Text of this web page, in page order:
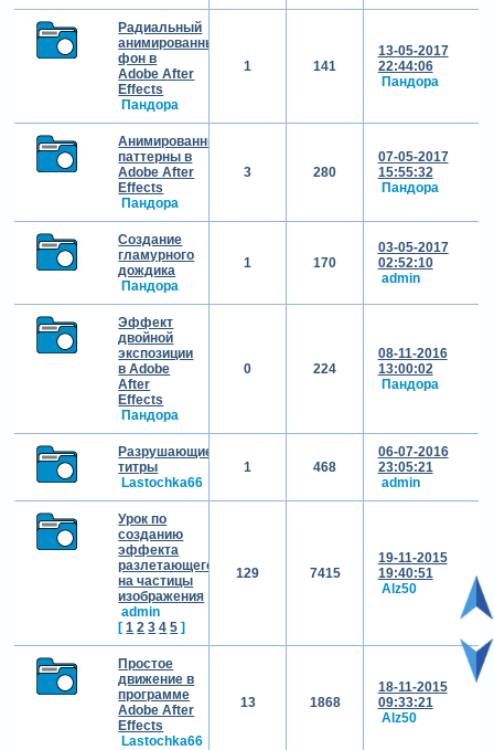
Радиальный
анимированный
фон в
Adobe After
Effects
Пандора
1 141
13-05-2017
22:44:06
Пандора
Анимированные
паттерны в
Adobe After
Effects
Пандора
3 280
07-05-2017
15:55:32
Пандора
Создание
гламурного
дождика
Пандора
1 170
03-05-2017
02:52:10
admin
Эффект
двойной
экспозиции
в Adobe
After
Effects
Пандора
0 224
08-11-2016
13:00:02
Пандора
Разрушающиеся
титры
Lastochka66
1 468
06-07-2016
23:05:21
admin
Урок по
созданию
эффекта
разлетающегося
на частицы
изображения
admin
[ 1 2 3 4 5 ]
129 7415
19-11-2015
19:40:51
Alz50
Простое
движение в
программе
Adobe After
Effects
Lastochka66
13 1868
18-11-2015
09:33:21
Alz50